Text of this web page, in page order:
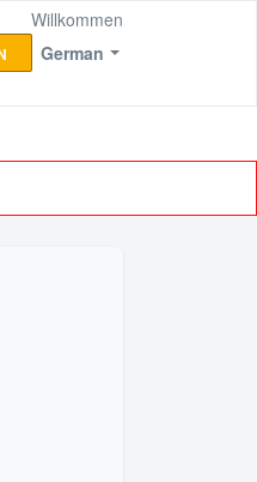
German
Willkommen